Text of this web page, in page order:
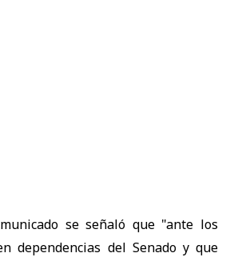
se señaló que "ante los
dependencias del Senado y que